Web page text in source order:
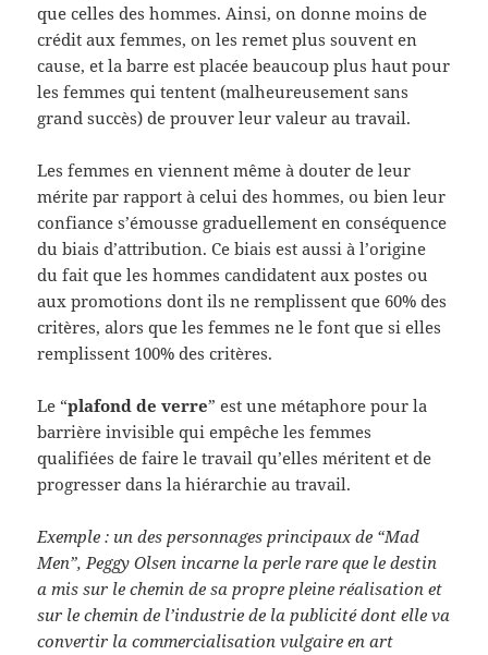
que celles des hommes. Ainsi, on donne moins de
crédit aux femmes, on les remet plus souvent en
cause, et la barre est placée beaucoup plus haut pour
les femmes qui tentent (malheureusement sans
grand succès) de prouver leur valeur au travail.
Les femmes en viennent même à douter de leur
mérite par rapport à celui des hommes, ou bien leur
confiance s’émousse graduellement en conséquence
du biais d’attribution. Ce biais est aussi à l’origine
du fait que les hommes candidatent aux postes ou
aux promotions dont ils ne remplissent que 60% des
critères, alors que les femmes ne le font que si elles
remplissent 100% des critères.
Le “plafond de verre” est une métaphore pour la
barrière invisible qui empêche les femmes
qualifiées de faire le travail qu’elles méritent et de
progresser dans la hiérarchie au travail.
Exemple : un des personnages principaux de “Mad
Men”, Peggy Olsen incarne la perle rare que le destin
a mis sur le chemin de sa propre pleine réalisation et
sur le chemin de l’industrie de la publicité dont elle va
convertir la commercialisation vulgaire en art